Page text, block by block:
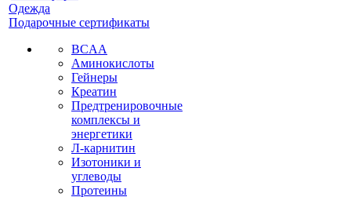
Одежда
Подарочные сертификаты
BCAA
Аминокислоты
Гейнеры
Креатин
Предтренировочные
комплексы и
энергетики
Л-карнитин
Изотоники и
углеводы
Протеины